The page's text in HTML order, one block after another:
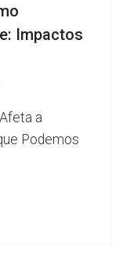
Impactos
a
Podemos